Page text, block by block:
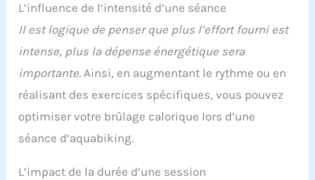
L’influence de l’intensité d’une séance
Il est logique de penser que plus l’effort fourni est
intense, plus la dépense énergétique sera
importante. Ainsi, en augmentant le rythme ou en
réalisant des exercices spécifiques, vous pouvez
optimiser votre brûlage calorique lors d’une
séance d’aquabiking.
L’impact de la durée d’une session